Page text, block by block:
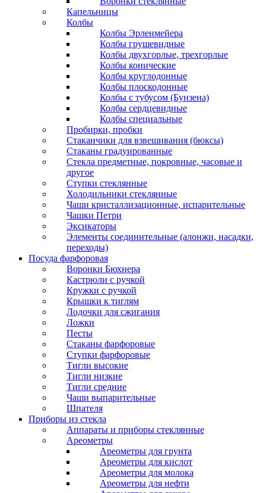
Капельницы
Колбы
Колбы Эрленмейера
Колбы грушевидные
Колбы двухгорлые, трехгорлые
Колбы конические
Колбы круглодонные
Колбы плоскодонные
Колбы с тубусом (Бунзена)
Колбы сердцевидные
Колбы специальные
Пробирки, пробки
Стаканчики для взвешивания (бюксы)
Стаканы градуированные
Стекла предметные, покровные, часовые и
другое
Ступки стеклянные
Холодильники стеклянные
Чаши кристаллизационные, испарительные
Чашки Петри
Эксикаторы
Элементы соединительные (алонжи, насадки,
переходы)
Посуда фарфоровая
Воронки Бюхнера
Кастрюли с ручкой
Кружки с ручкой
Крышки к тиглям
Лодочки для сжигания
Ложки
Песты
Стаканы фарфоровые
Ступки фарфоровые
Тигли высокие
Тигли низкие
Тигли средние
Чаши выпарительные
Шпателя
Приборы из стекла
Аппараты и приборы стеклянные
Ареометры
Ареометры для грунта
Ареометры для кислот
Ареометры для молока
Ареометры для нефти